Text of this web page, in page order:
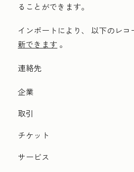
ることができます。
インポートにより、
以下の レコ
新できます 。
連絡先
企業
取引
チケット
サービス